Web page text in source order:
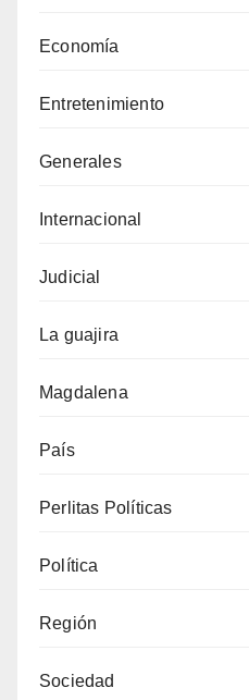
Economía
Entretenimiento
Generales
Internacional
Judicial
La guajira
Magdalena
País
Perlitas Políticas
Política
Región
Sociedad